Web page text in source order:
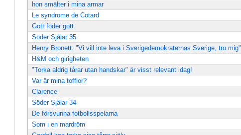
hon smälter i mina armar
Le syndrome de Cotard
Gott föder gott
Söder Själar 35
Henry Bronett: "Vi vill inte leva i Sverigedemokraternas Sverige, tro mig"
H&M och girigheten
"Torka aldrig tårar utan handskar" är visst relevant idag!
Var är mina tofflor?
Clarence
Söder Själar 34
De försvunna fotbollsspelarna
Som i en mardröm